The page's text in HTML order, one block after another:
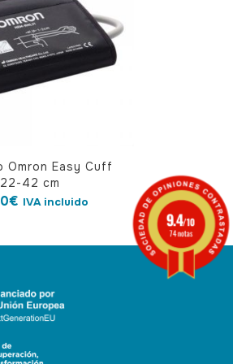
Omron Easy Cuff
22-42 cm
€ IVA incluido
9.4/10
74 notas